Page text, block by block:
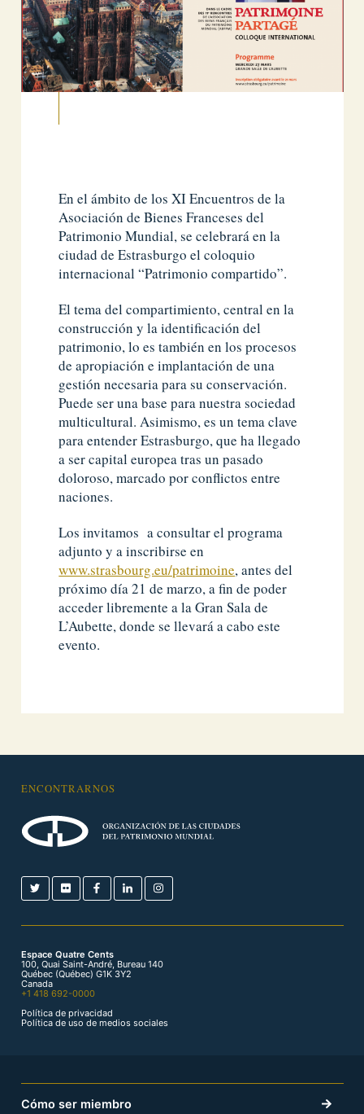
En el ámbito de los XI Encuentros de la
Asociación de Bienes Franceses del
Patrimonio Mundial, se celebrará en la
ciudad de Estrasburgo el coloquio
internacional “Patrimonio compartido”.
El tema del compartimiento, central en la
construcción y la identificación del
patrimonio, lo es también en los procesos
de apropiación e implantación de una
gestión necesaria para su conservación.
Puede ser una base para nuestra sociedad
multicultural. Asimismo, es un tema clave
para entender Estrasburgo, que ha llegado
a ser capital europea tras un pasado
doloroso, marcado por conflictos entre
naciones.
Los invitamos a consultar el programa
adjunto y a inscribirse en
www.strasbourg.eu/patrimoine, antes del
próximo día 21 de marzo, a fin de poder
acceder libremente a la Gran Sala de
L’Aubette, donde se llevará a cabo este
evento.
ENCONTRARNOS
Espace Quatre Cents
100, Quai Saint-André, Bureau 140
Québec (Québec) G1K 3Y2
Canada
+1 418 692-0000
Política de privacidad
Política de uso de medios sociales
Cómo ser miembro